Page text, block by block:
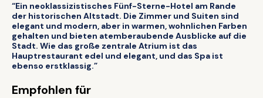
“Ein neoklassizistisches Fünf-Sterne-Hotel am Rande
der historischen Altstadt. Die Zimmer und Suiten sind
elegant und modern, aber in warmen, wohnlichen Farben
gehalten und bieten atemberaubende Ausblicke auf die
Stadt. Wie das große zentrale Atrium ist das
Hauptrestaurant edel und elegant, und das Spa ist
ebenso erstklassig.”
Empfohlen für